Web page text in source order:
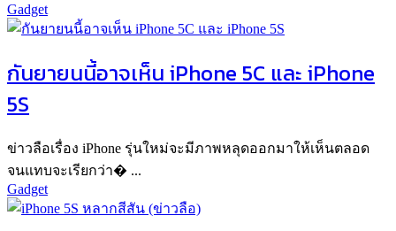
Gadget
กันยายนนี้อาจเห็น iPhone 5C และ iPhone
5S
ข่าวลือเรื่อง iPhone รุ่นใหม่จะมีภาพหลุดออกมาให้เห็นตลอด
จนแทบจะเรียกว่า� ...
Gadget